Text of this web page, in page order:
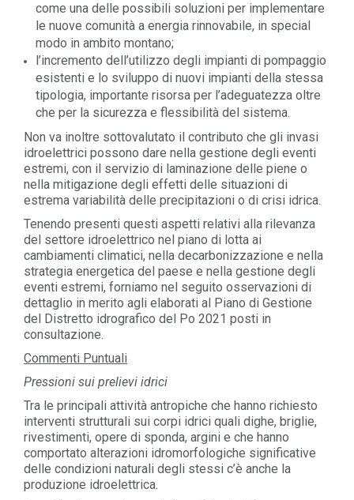
come una delle possibili soluzioni per implementare
le nuove comunità a energia rinnovabile, in special
modo in ambito montano;
l’incremento dell’utilizzo degli impianti di pompaggio
esistenti e lo sviluppo di nuovi impianti della stessa
tipologia, importante risorsa per l’adeguatezza oltre
che per la sicurezza e flessibilità del sistema.
Non va inoltre sottovalutato il contributo che gli invasi
idroelettrici possono dare nella gestione degli eventi
estremi, con il servizio di laminazione delle piene o
nella mitigazione degli effetti delle situazioni di
estrema variabilità delle precipitazioni o di crisi idrica.
Tenendo presenti questi aspetti relativi alla rilevanza
del settore idroelettrico nel piano di lotta ai
cambiamenti climatici, nella decarbonizzazione e nella
strategia energetica del paese e nella gestione degli
eventi estremi, forniamo nel seguito osservazioni di
dettaglio in merito agli elaborati al Piano di Gestione
del Distretto idrografico del Po 2021 posti in
consultazione.
Commenti Puntuali
Pressioni sui prelievi idrici
Tra le principali attività antropiche che hanno richiesto
interventi strutturali sui corpi idrici quali dighe, briglie,
rivestimenti, opere di sponda, argini e che hanno
comportato alterazioni idromorfologiche significative
delle condizioni naturali degli stessi c’è anche la
produzione idroelettrica.